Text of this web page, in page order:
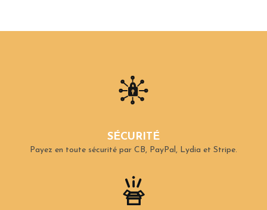
SÉCURITÉ
Payez en toute sécurité par CB, PayPal, Lydia et Stripe.